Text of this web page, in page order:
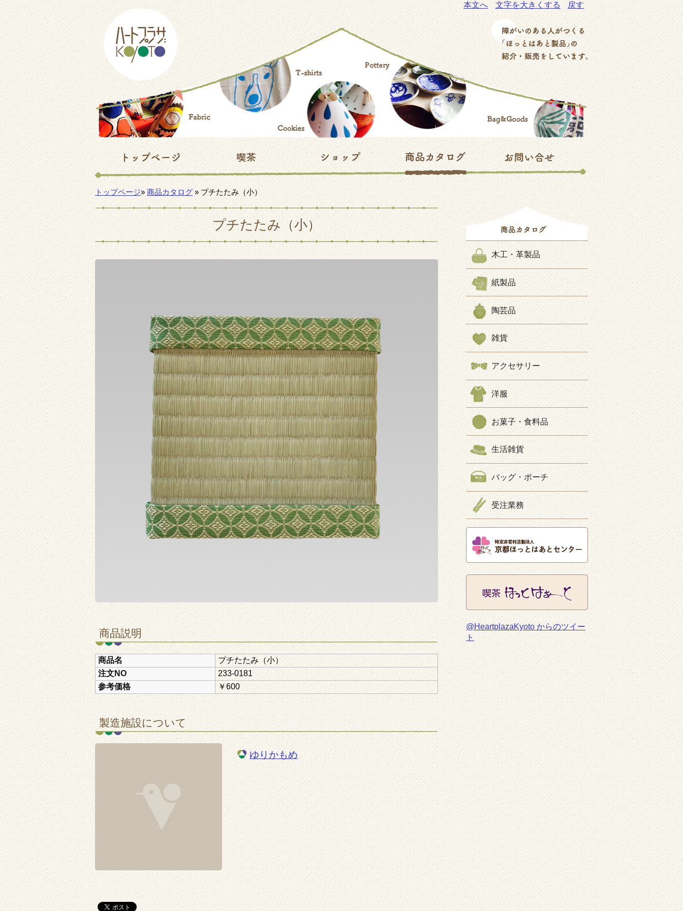
本文へ 文字を大きくする 戻す
トップページ» 商品カタログ » プチたたみ（小）
プチたたみ（小）
商品説明
商品名
プチたたみ（小）
注文NO
233-0181
参考価格
￥600
製造施設について
ゆりかもめ
木工・革製品
紙製品
陶芸品
雑貨
アクセサリー
洋服
お菓子・食料品
生活雑貨
バッグ・ポーチ
受注業務
@HeartplazaKyoto からのツイー
ト